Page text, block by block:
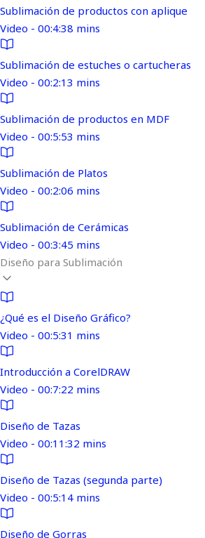
Sublimación de productos con aplique
Video - 00:4:38 mins
Sublimación de estuches o cartucheras
Video - 00:2:13 mins
Sublimación de productos en MDF
Video - 00:5:53 mins
Sublimación de Platos
Video - 00:2:06 mins
Sublimación de Cerámicas
Video - 00:3:45 mins
Diseño para Sublimación
¿Qué es el Diseño Gráfico?
Video - 00:5:31 mins
Introducción a CorelDRAW
Video - 00:7:22 mins
Diseño de Tazas
Video - 00:11:32 mins
Diseño de Tazas (segunda parte)
Video - 00:5:14 mins
Diseño de Gorras